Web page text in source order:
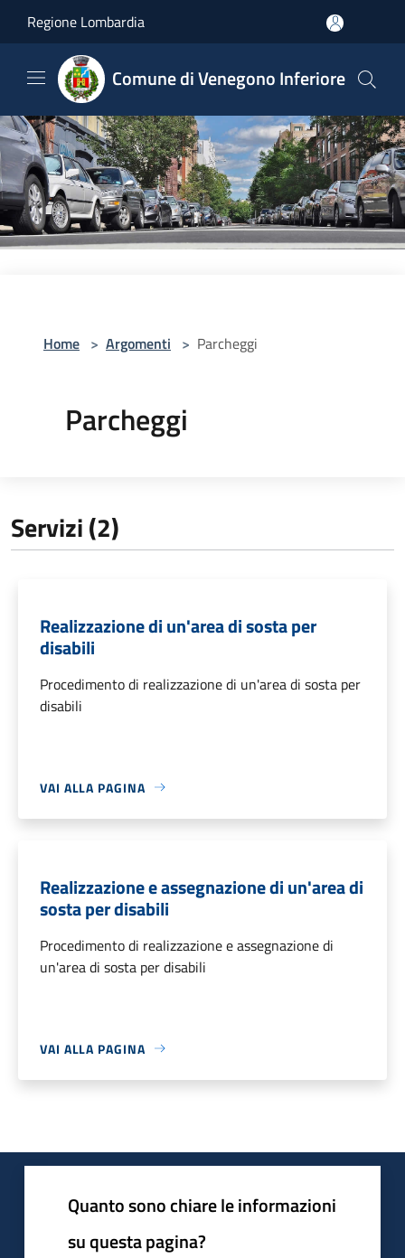
Regione Lombardia
Comune di Venegono Inferiore
Home > Argomenti > Parcheggi
Parcheggi
Servizi (2)
Realizzazione di un'area di sosta per
disabili
Procedimento di realizzazione di un'area di sosta per
disabili
VAI ALLA PAGINA
Realizzazione e assegnazione di un'area di
sosta per disabili
Procedimento di realizzazione e assegnazione di
un'area di sosta per disabili
VAI ALLA PAGINA
Quanto sono chiare le informazioni
su questa pagina?